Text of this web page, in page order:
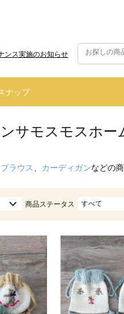
ンス実施のお知らせ
ナップ
サモスモスホ
ラウス カーディガンなどの
商品ステータス すべて
お気に入り